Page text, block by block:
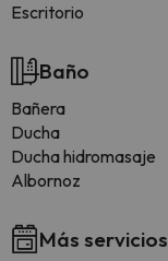
Escritorio
Baño
Bañera
Ducha
Ducha hidromasaje
Albornoz
Más servicios